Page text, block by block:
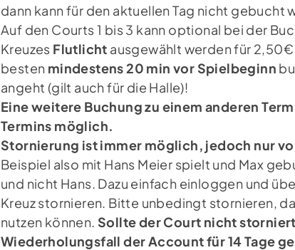
dann kann für den aktuellen Tag nicht gebucht
Auf den Courts 1 bis 3 kann optional bei der
Kreuzes Flutlicht ausgewählt werden für
besten mindestens 20 min vor Spielbeginn
angeht (gilt auch für die Halle)!
Eine weitere Buchung zu einem anderen
Termins möglich.
Stornierung ist immer möglich, jedoch nur
Beispiel also mit Hans Meier spielt und Max
und nicht Hans. Dazu einfach einloggen und
Kreuz stornieren. Bitte unbedingt stornieren,
nutzen können. Sollte der Court nicht
Wiederholungsfall der Account für 14 Tage
NEWSLETTER ANMELDUNG